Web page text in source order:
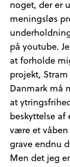
noget, der er
meningsløs
på youtube.
at forholde
projekt,
Danmark må
at
beskyttelse
være et våben
grave endnu
Men det jeg